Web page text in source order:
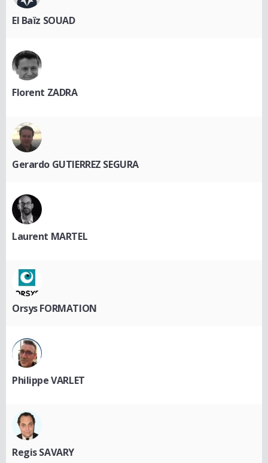
El Baïz SOUAD
Florent ZADRA
Gerardo GUTIERREZ SEGURA
Laurent MARTEL
Orsys FORMATION
Philippe VARLET
Regis SAVARY